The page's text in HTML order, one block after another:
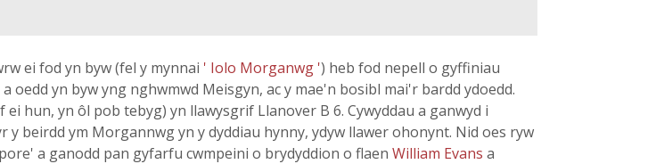
ei fod yn byw (fel y mynnai ' Iolo Morganwg ') heb fod nepell o gyffiniau
oedd yn byw yng nghwmwd Meisgyn, ac y mae'n bosibl mai'r bardd ydoedd.
hun, yn ôl pob tebyg) yn llawysgrif Llanover B 6. Cywyddau a ganwyd i
beirdd ym Morgannwg yn y dyddiau hynny, ydyw llawer ohonynt. Nid oes ryw
a ganodd pan gyfarfu cwmpeini o brydyddion o flaen William Evans a